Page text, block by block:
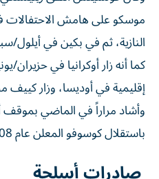
موسكو على هامش الاحتفالات
النازية، ثم في بكين في أيلول/
إقليمية في أوديسا، وزار كييف
وأشاد مراراً في الماضي بموقف
باستقلال كوسوفو المعلن عام 2008.